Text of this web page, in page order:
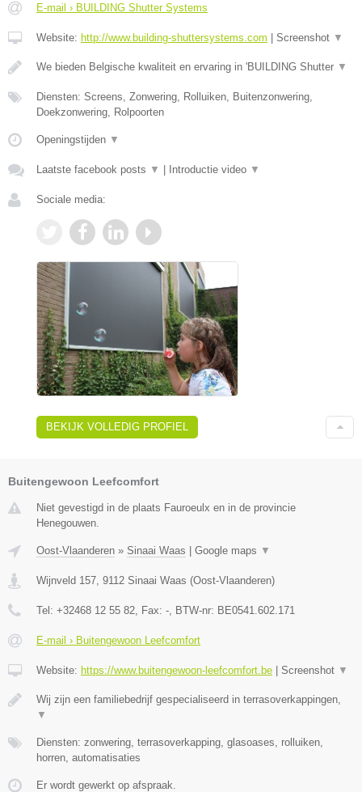
E-mail › BUILDING Shutter Systems
Website: http://www.building-shuttersystems.com Screenshot ▼
We bieden Belgische kwaliteit en ervaring in 'BUILDING Shutter ▼
Diensten: Screens, Zonwering, Rolluiken, Buitenzonwering,
Doekzonwering, Rolpoorten
Openingstijden ▼
Laatste facebook posts ▼ Introductie video ▼
Sociale media:
BEKIJK VOLLEDIG PROFIEL
Buitengewoon Leefcomfort
Niet gevestigd in de plaats Fauroeulx en in de provincie
Henegouwen.
Oost-Vlaanderen » Sinaai Waas | Google maps ▼
Wijnveld 157 9112 Sinaai Waas (Oost-Vlaanderen)
Tel: +32468 12 55 82 , Fax: - , BTW-nr: BE0541.602.171
E-mail › Buitengewoon Leefcomfort
Website: https://www.buitengewoon-leefcomfort.be | Screenshot ▼
Wij zijn een familiebedrijf gespecialiseerd in terrasoverkappingen,
▼
Diensten: zonwering, terrasoverkapping, glasoases, rolluiken,
horren, automatisaties
Er wordt gewerkt op afspraak.